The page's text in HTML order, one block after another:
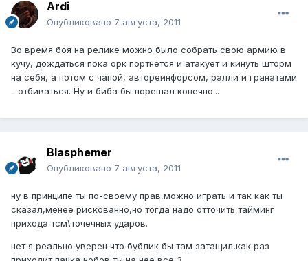
Ardi
Опубликовано 7 августа, 2011
Во время боя на релике можно было собрать свою армию в
кучу, дождаться пока орк портнётся и атакует и кинуть шторм
на себя, а потом с чапой, автореинфорсом, ралли и гранатами
- отбиваться. Ну и биба бы порешал конечно...
Blasphemer
Опубликовано 7 августа, 2011
ну в принципе ты по-своему прав,можно играть и так как ты
сказал,менее рискованно,но тогда надо отточить тайминг
прихода тсм\точечных ударов.
нет я реально уверен что бублик бы там затащил,как раз